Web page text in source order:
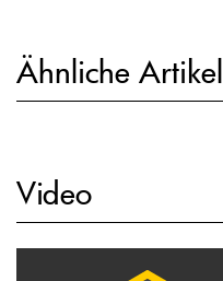
Ähnliche Artikel
Video